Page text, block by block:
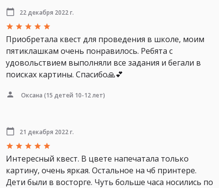
22 декабря 2022 г.
Приобретала квест для проведения в школе, моим
пятиклашкам очень понравилось. Ребята с
удовольствием выполняли все задания и бегали в
поисках картины. Спасибо🙏💕
Оксана (15 детей 10-12 лет)
21 декабря 2022 г.
Интересный квест. В цвете напечатала только
картину, очень яркая. Остальное на чб принтере.
Дети были в восторге. Чуть больше часа носились по